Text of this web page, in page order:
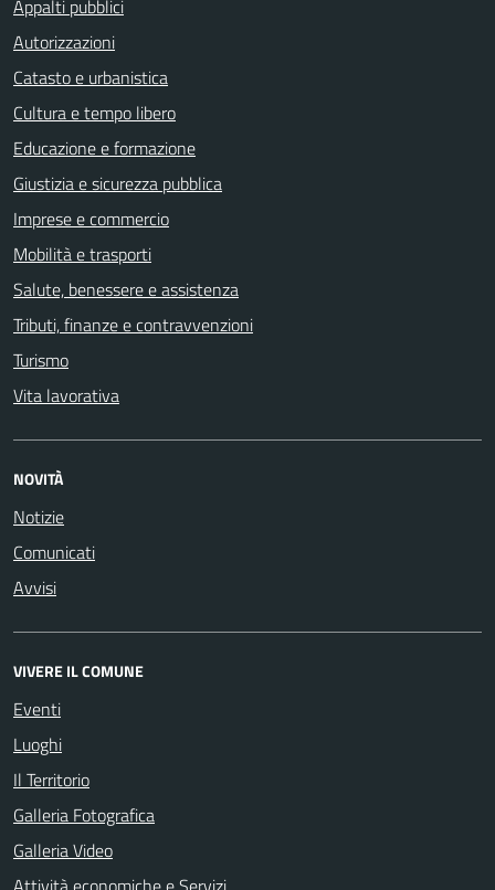
Appalti pubblici
Autorizzazioni
Catasto e urbanistica
Cultura e tempo libero
Educazione e formazione
Giustizia e sicurezza pubblica
Imprese e commercio
Mobilità e trasporti
Salute, benessere e assistenza
Tributi, finanze e contravvenzioni
Turismo
Vita lavorativa
NOVITÀ
Notizie
Comunicati
Avvisi
VIVERE IL COMUNE
Eventi
Luoghi
Il Territorio
Galleria Fotografica
Galleria Video